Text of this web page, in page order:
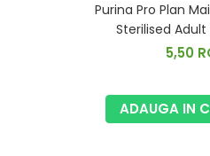
Purina Pro Plan
Sterilised
5,50
ADAUGA IN